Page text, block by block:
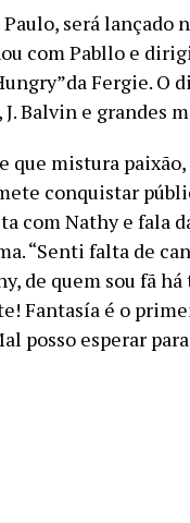
será lançado
com Pabllo e
Fergie. O
Balvin e grandes
mistura
conquistar
com Nathy e fala
“Senti falta de
de quem sou fã
Fantasía é o
posso esperar